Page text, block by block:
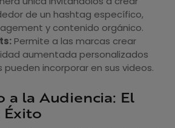
de un hashtag específico,
y contenido orgánico.
Permite a las marcas crear
aumentada personalizados
pueden incorporar en sus videos.
a la Audiencia: El
Éxito